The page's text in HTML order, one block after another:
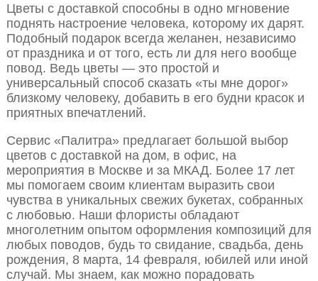
Цветы с доставкой способны в одно мгновение
поднять настроение человека, которому их дарят.
Подобный подарок всегда желанен, независимо
от праздника и от того, есть ли для него вообще
повод. Ведь цветы — это простой и
универсальный способ сказать «ты мне дорог»
близкому человеку, добавить в его будни красок и
приятных впечатлений.
Сервис «Палитра» предлагает большой выбор
цветов с доставкой на дом, в офис, на
мероприятия в Москве и за МКАД. Более 17 лет
мы помогаем своим клиентам выразить свои
чувства в уникальных свежих букетах, собранных
с любовью. Наши флористы обладают
многолетним опытом оформления композиций для
любых поводов, будь то свидание, свадьба, день
рождения, 8 марта, 14 февраля, юбилей или иной
случай. Мы знаем, как можно порадовать